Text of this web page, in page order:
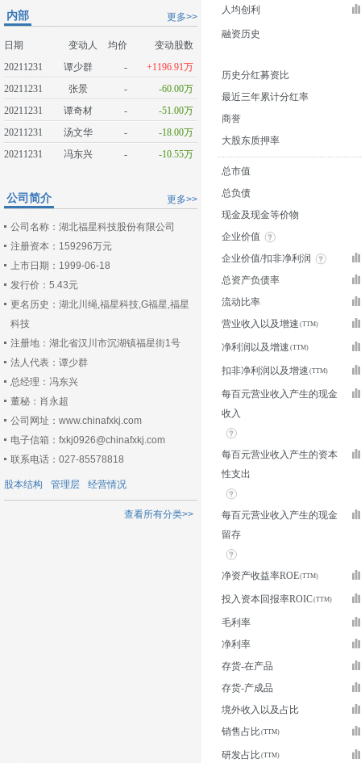
更多>>
内部
日期 变动人 均价
变动股数
20211231
谭少群 -
+1196.91万
20211231
张景 -
-60.00万
20211231
谭奇材 -
-51.00万
20211231
汤文华 -
-18.00万
20211231
冯东兴 - -10.55万
更多>>
公司简介
公司名称：湖北福星科技股份有限公司
注册资本：159296万元
上市日期：1999-06-18
发行价：5.43元
更名历史：湖北川绳,福星科技,G福星,福星
科技
注册地：湖北省汉川市沉湖镇福星街1号
法人代表：谭少群
总经理：冯东兴
董秘：肖永超
公司网址：www.chinafxkj.com
电子信箱：fxkj0926@chinafxkj.com
联系电话：027-85578818
股本结构 管理层 经营情况
查看所有分类>>
人均创利
融资历史
历史分红募资比
最近三年累计分红率
商誉
大股东质押率
总市值
总负债
现金及现金等价物
企业价值
企业价值/扣非净利润
总资产负债率
流动比率
营业收入以及增速
净利润以及增速
扣非净利润以及增速
每百元营业收入产生的现金
收入
每百元营业收入产生的资本
性支出
每百元营业收入产生的现金
留存
净资产收益率ROE
投入资本回报率ROIC
毛利率
净利率
存货-在产品
存货-产成品
境外收入以及占比
销售占比
研发占比